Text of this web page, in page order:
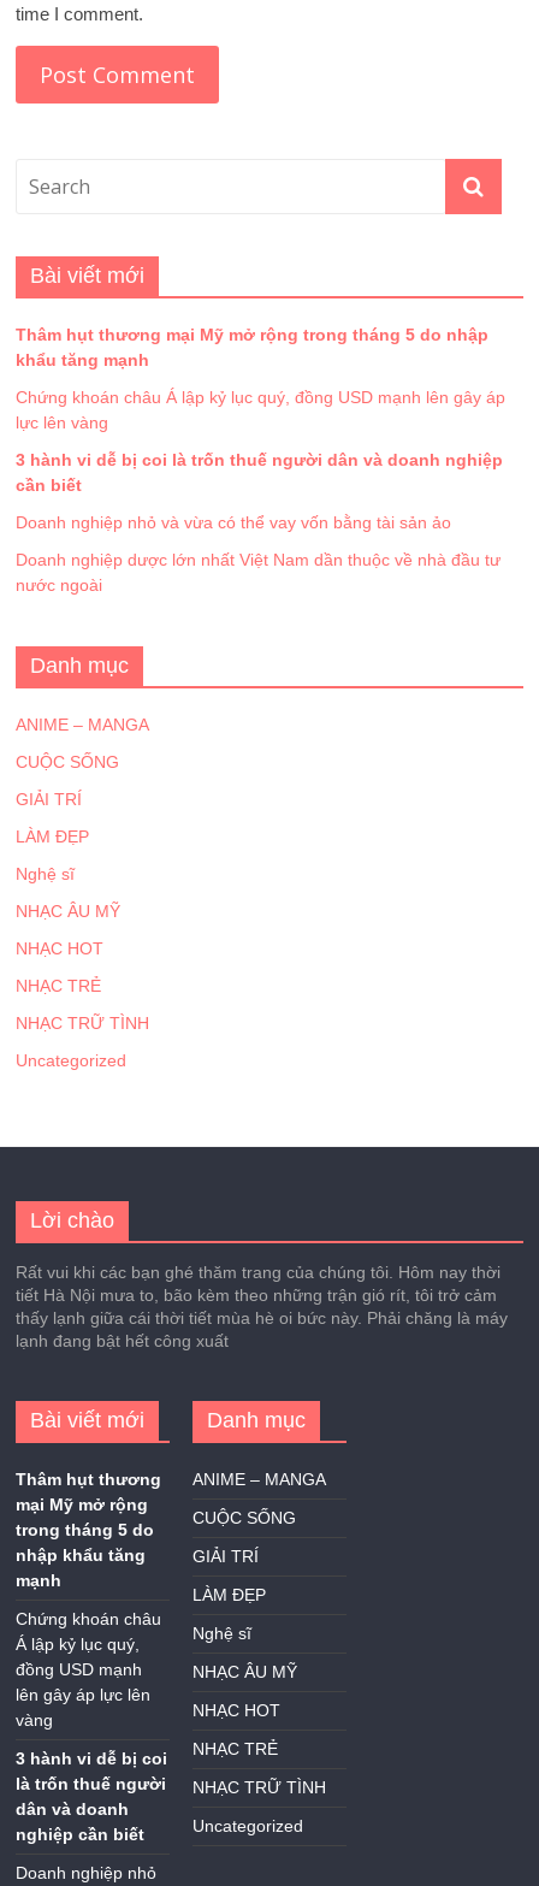
time I comment.
Bài viết mới
Thâm hụt thương mại Mỹ mở rộng trong tháng 5 do nhập
khẩu tăng mạnh
Chứng khoán châu Á lập kỷ lục quý, đồng USD mạnh lên gây áp
lực lên vàng
3 hành vi dễ bị coi là trốn thuế người dân và doanh nghiệp
cần biết
Doanh nghiệp nhỏ và vừa có thể vay vốn bằng tài sản ảo
Doanh nghiệp dược lớn nhất Việt Nam dần thuộc về nhà đầu tư
nước ngoài
Danh mục
ANIME – MANGA
CUỘC SỐNG
GIẢI TRÍ
LÀM ĐẸP
Nghệ sĩ
NHẠC ÂU MỸ
NHẠC HOT
NHẠC TRẺ
NHẠC TRỮ TÌNH
Uncategorized
Lời chào
Rất vui khi các bạn ghé thăm trang của chúng tôi. Hôm nay thời
tiết Hà Nội mưa to, bão kèm theo những trận gió rít, tôi trở cảm
thấy lạnh giữa cái thời tiết mùa hè oi bức này. Phải chăng là máy
lạnh đang bật hết công xuất
Bài viết mới
Thâm hụt thương
mại Mỹ mở rộng
trong tháng 5 do
nhập khẩu tăng
mạnh
Chứng khoán châu
Á lập kỷ lục quý,
đồng USD mạnh
lên gây áp lực lên
vàng
3 hành vi dễ bị coi
là trốn thuế người
dân và doanh
nghiệp cần biết
Doanh nghiệp nhỏ
Danh mục
ANIME – MANGA
CUỘC SỐNG
GIẢI TRÍ
LÀM ĐẸP
Nghệ sĩ
NHẠC ÂU MỸ
NHẠC HOT
NHẠC TRẺ
NHẠC TRỮ TÌNH
Uncategorized